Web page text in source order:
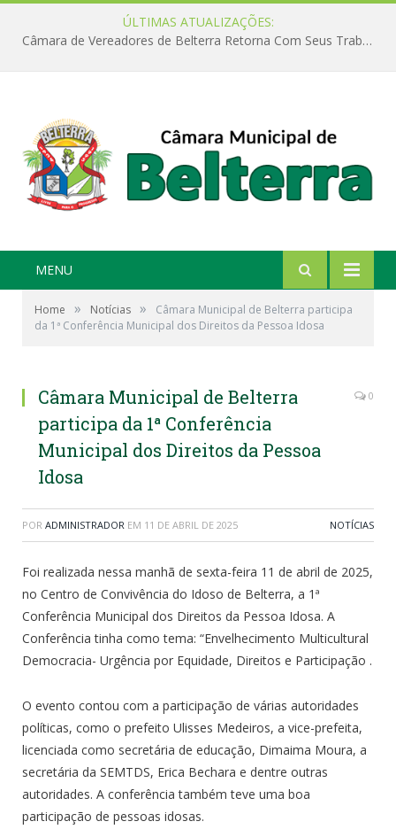
ÚLTIMAS ATUALIZAÇÕES:
Câmara de Vereadores de Belterra Retorna Com Seus Trabalhos Legislativos
MENU
Home » Notícias »
Câmara Municipal de Belterra participa
da 1ª Conferência Municipal dos Direitos da Pessoa Idosa
Câmara Municipal de Belterra
participa da 1ª Conferência
Municipal dos Direitos da Pessoa
Idosa
0
POR ADMINISTRADOR EM 11 DE ABRIL DE 2025 NOTÍCIAS
Foi realizada nessa manhã de sexta-feira 11 de abril de 2025,
no Centro de Convivência do Idoso de Belterra, a 1ª
Conferência Municipal dos Direitos da Pessoa Idosa. A
Conferência tinha como tema: “Envelhecimento Multicultural
Democracia- Urgência por Equidade, Direitos e Participação .
O evento contou com a participação de várias autoridades
políticas, como o prefeito Ulisses Medeiros, a vice-prefeita,
licenciada como secretária de educação, Dimaima Moura, a
secretária da SEMTDS, Erica Bechara e dentre outras
autoridades. A conferência também teve uma boa
participação de pessoas idosas.